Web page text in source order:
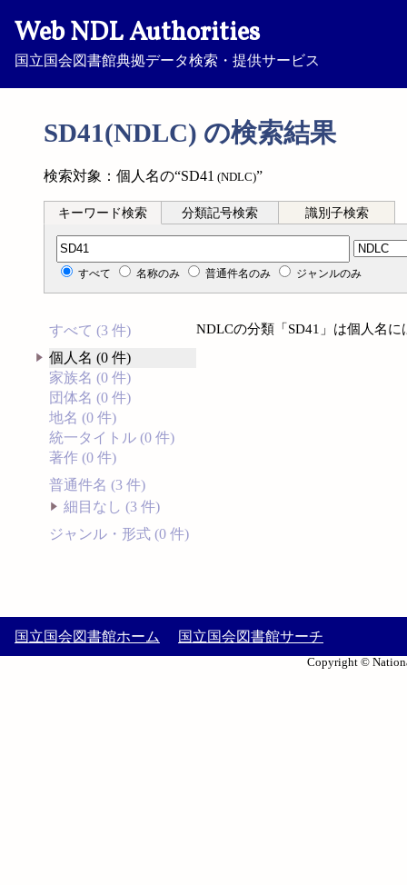
Web NDL Authorities
国立国会図書館典拠データ検索・提供サービス
SD41(NDLC) の検索結果
検索対象：個人名の“SD41 (NDLC)”
キーワード検索 分類記号検索 識別子検索
分類記号検索
すべて 名称のみ 普通件名のみ ジャンルのみ
すべて (3 件)
個人名 (0 件)
家族名 (0 件)
団体名 (0 件)
地名 (0 件)
統一タイトル (0 件)
著作 (0 件)
普通件名 (3 件)
細目なし (3 件)
ジャンル・形式 (0 件)
NDLCの分類「SD41」は個人名
国立国会図書館ホーム 国立国会図書館サーチ
Copyright ©